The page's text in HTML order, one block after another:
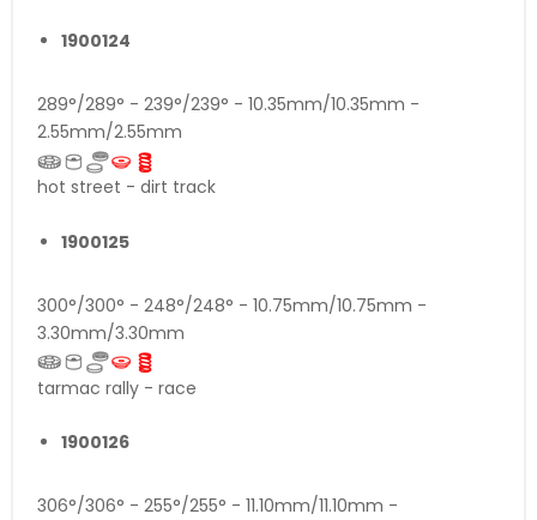
1900124
289°/289° - 239°/239° - 10.35mm/10.35mm -
2.55mm/2.55mm
hot street - dirt track
1900125
300°/300° - 248°/248° - 10.75mm/10.75mm -
3.30mm/3.30mm
tarmac rally - race
1900126
306°/306° - 255°/255° - 11.10mm/11.10mm -